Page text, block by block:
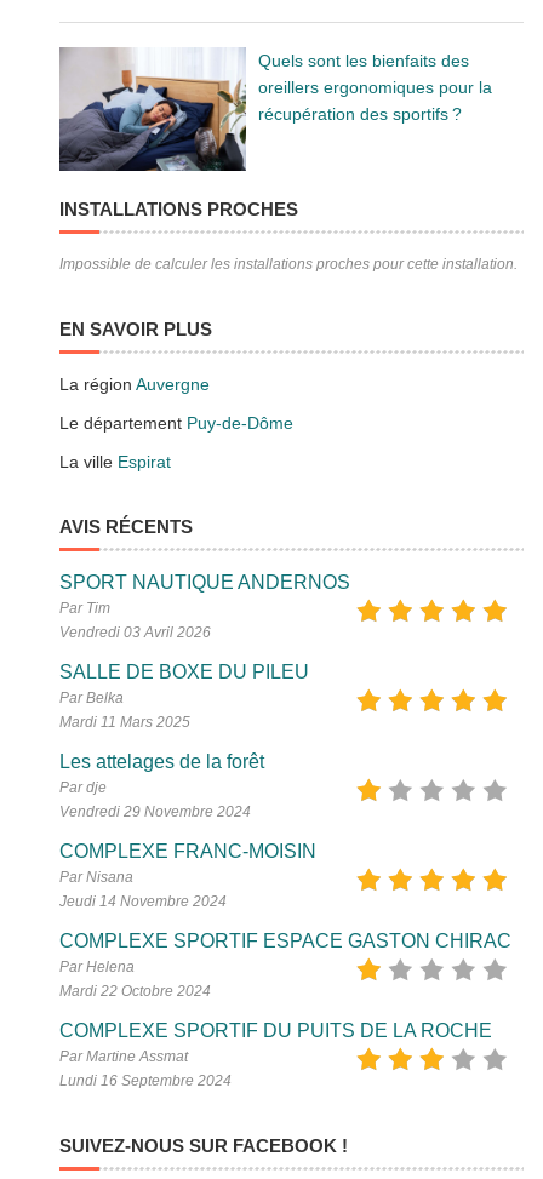
Quels sont les bienfaits des
oreillers ergonomiques pour la
récupération des sportifs ?
INSTALLATIONS PROCHES
Impossible de calculer les installations proches pour cette installation.
EN SAVOIR PLUS
La régionAuvergne
Le département Puy-de-Dôme
La ville Espirat
AVIS RÉCENTS
SPORT NAUTIQUE ANDERNOS
Par Tim
Vendredi 03 Avril 2026
SALLE DE BOXE DU PILEU
Par Belka
Mardi 11 Mars 2025
Les attelages de la forêt
Par dje
Vendredi 29 Novembre 2024
COMPLEXE FRANC-MOISIN
Par Nisana
Jeudi 14 Novembre 2024
COMPLEXE SPORTIF ESPACE GASTON CHIRAC
Par Helena
Mardi 22 Octobre 2024
COMPLEXE SPORTIF DU PUITS DE LA ROCHE
Par Martine Assmat
Lundi 16 Septembre 2024
SUIVEZ-NOUS SUR FACEBOOK !